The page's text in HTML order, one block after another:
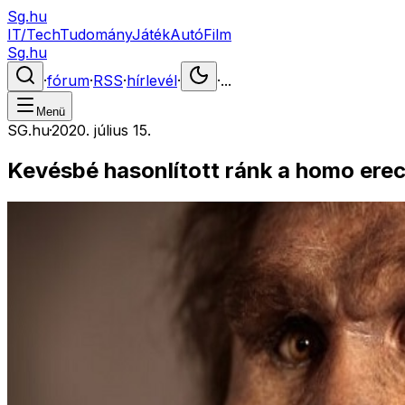
Sg.hu
IT/TechTudományJátékAutóFilm
Sg.hu
·fórum·RSS·hírlevél· ·...
Menü
SG.hu·2020. július 15.
Kevésbé hasonlított ránk a homo